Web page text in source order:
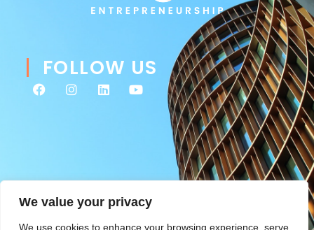
We value your privacy
FOLLOW US